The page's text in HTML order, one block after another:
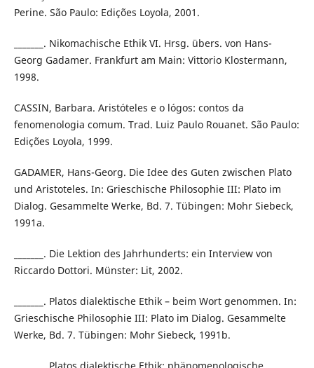
Perine. São Paulo: Edições Loyola, 2001.
_______. Nikomachische Ethik VI. Hrsg. übers. von Hans-
Georg Gadamer. Frankfurt am Main: Vittorio Klostermann,
1998.
CASSIN, Barbara. Aristóteles e o lógos: contos da
fenomenologia comum. Trad. Luiz Paulo Rouanet. São Paulo:
Edições Loyola, 1999.
GADAMER, Hans-Georg. Die Idee des Guten zwischen Plato
und Aristoteles. In: Grieschische Philosophie III: Plato im
Dialog. Gesammelte Werke, Bd. 7. Tübingen: Mohr Siebeck,
1991a.
_______. Die Lektion des Jahrhunderts: ein Interview von
Riccardo Dottori. Münster: Lit, 2002.
_______. Platos dialektische Ethik – beim Wort genommen. In:
Grieschische Philosophie III: Plato im Dialog. Gesammelte
Werke, Bd. 7. Tübingen: Mohr Siebeck, 1991b.